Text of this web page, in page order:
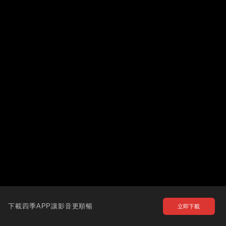
下載四季APP讓影音更順暢 立即下載